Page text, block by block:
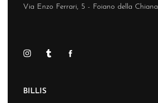
Via Enzo Ferrari, 5 - Foiano della Chiana
BILLIS